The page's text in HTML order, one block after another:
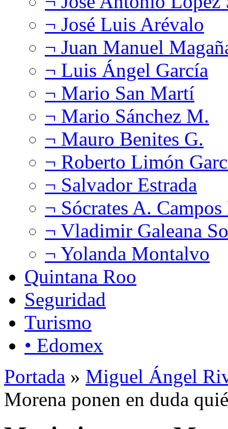
¬ José Luis Arévalo
¬ Juan Manuel
¬ Luis Ángel García
¬ Mario San Martí
¬ Mario Sánchez M.
¬ Mauro Benites G.
¬ Roberto Limón
¬ Salvador Estrada
¬ Sócrates A.
¬ Vladimir Galeana
¬ Yolanda Montalvo
Quintana Roo
Seguridad
Turismo
• Edomex
Portada » Miguel Ángel
Morena ponen en duda